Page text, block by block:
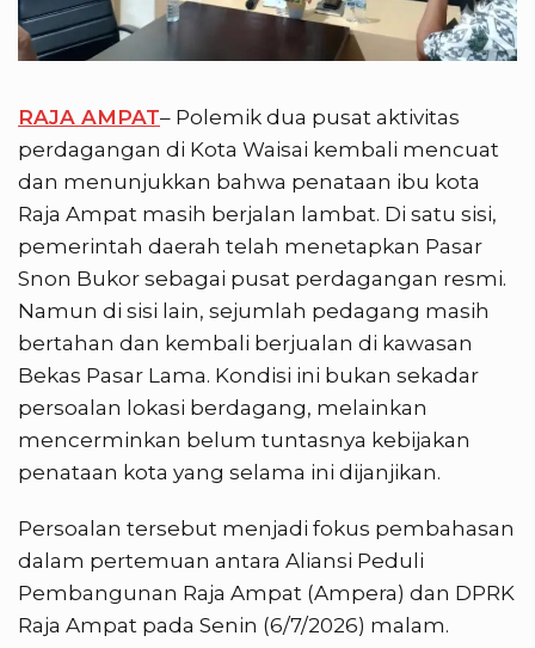
RAJA AMPAT– Polemik dua pusat aktivitas
perdagangan di Kota Waisai kembali mencuat
dan menunjukkan bahwa penataan ibu kota
Raja Ampat masih berjalan lambat. Di satu sisi,
pemerintah daerah telah menetapkan Pasar
Snon Bukor sebagai pusat perdagangan resmi.
Namun di sisi lain, sejumlah pedagang masih
bertahan dan kembali berjualan di kawasan
Bekas Pasar Lama. Kondisi ini bukan sekadar
persoalan lokasi berdagang, melainkan
mencerminkan belum tuntasnya kebijakan
penataan kota yang selama ini dijanjikan.
Persoalan tersebut menjadi fokus pembahasan
dalam pertemuan antara Aliansi Peduli
Pembangunan Raja Ampat (Ampera) dan DPRK
Raja Ampat pada Senin (6/7/2026) malam.